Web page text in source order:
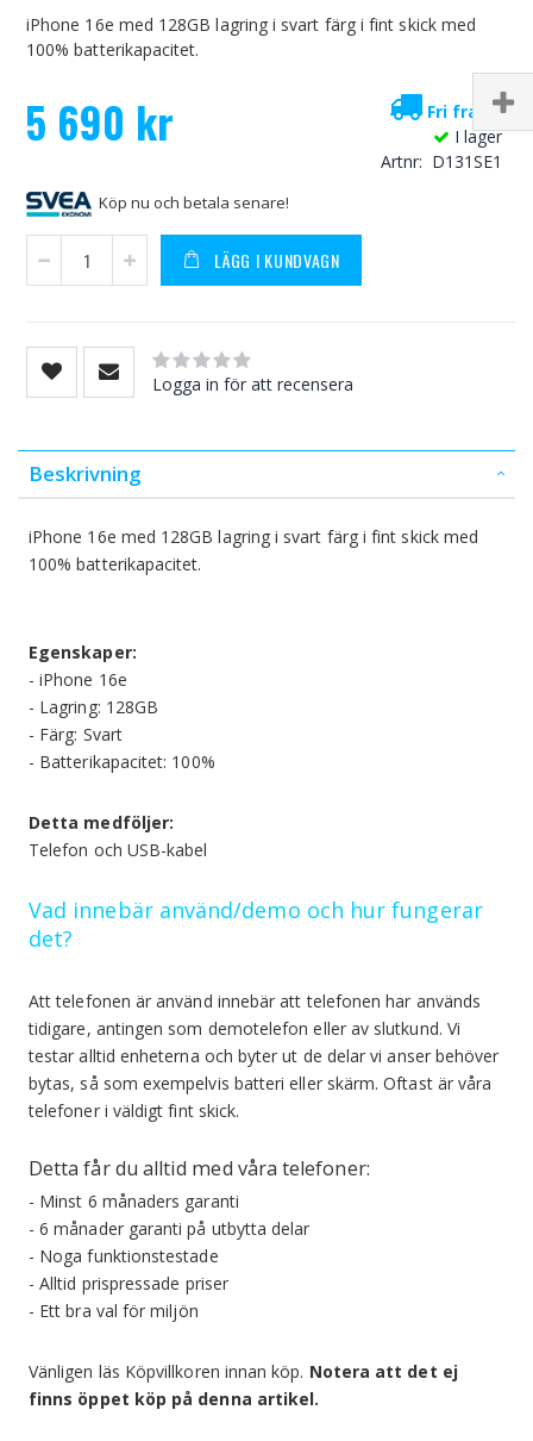
iPhone 16e med 128GB lagring i svart färg i fint skick med
100% batterikapacitet.
5 690 kr
Fri frakt!
I lager
Artnr
D131SE1
Köp nu och betala senare!
LÄGG I KUNDVAGN
Rating:
0% of100
Logga in för att recensera
Beskrivning
iPhone 16e med 128GB lagring i svart färg i fint skick med
100% batterikapacitet.
Egenskaper:
- iPhone 16e
- Lagring: 128GB
- Färg: Svart
- Batterikapacitet: 100%
Detta medföljer:
Telefon och USB-kabel
Vad innebär använd/demo och hur fungerar
det?
Att telefonen är använd innebär att telefonen har används
tidigare, antingen som demotelefon eller av slutkund. Vi
testar alltid enheterna och byter ut de delar vi anser behöver
bytas, så som exempelvis batteri eller skärm. Oftast är våra
telefoner i väldigt fint skick.
Detta får du alltid med våra telefoner:
- Minst 6 månaders garanti
- 6 månader garanti på utbytta delar
- Noga funktionstestade
- Alltid prispressade priser
- Ett bra val för miljön
Vänligen läs Köpvillkoren innan köp. Notera att det ej
finns öppet köp på denna artikel.